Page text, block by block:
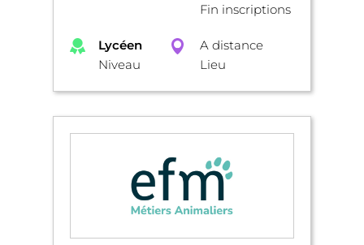
Fin inscriptions
Lycéen
Niveau
A distance
Lieu